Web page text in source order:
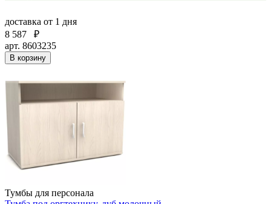
доставка от 1 дня
8 587
₽
арт. 8603235
В корзину
Тумбы для персонала